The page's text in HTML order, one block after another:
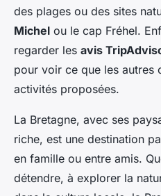
des plages ou des sites
Michel ou le cap Fréhel.
regarder les avis
pour voir ce que les autres
activités proposées.
La Bretagne, avec ses
riche, est une destination
en famille ou entre amis.
détendre, à explorer la